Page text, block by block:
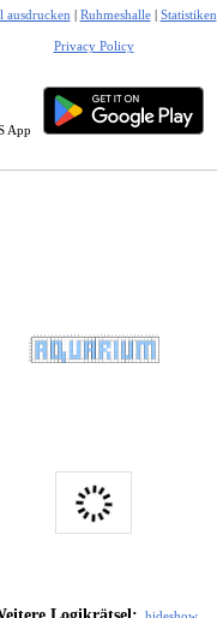
ausdrucken | Ruhmeshalle| Statistiken
Privacy Policy
App